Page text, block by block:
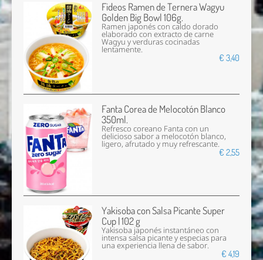
Fideos Ramen de Ternera Wagyu
Golden Big Bowl 106g.
Ramen japonés con caldo dorado
elaborado con extracto de carne
Wagyu y verduras cocinadas
lentamente.
€ 3,40
Fanta Corea de Melocotón Blanco
350ml.
Refresco coreano Fanta con un
delicioso sabor a melocotón blanco,
ligero, afrutado y muy refrescante.
€ 2,55
Yakisoba con Salsa Picante Super
Cup | 102 g
Yakisoba japonés instantáneo con
intensa salsa picante y especias para
una experiencia llena de sabor.
€ 4,19